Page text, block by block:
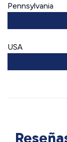
Pennsylvania
USA